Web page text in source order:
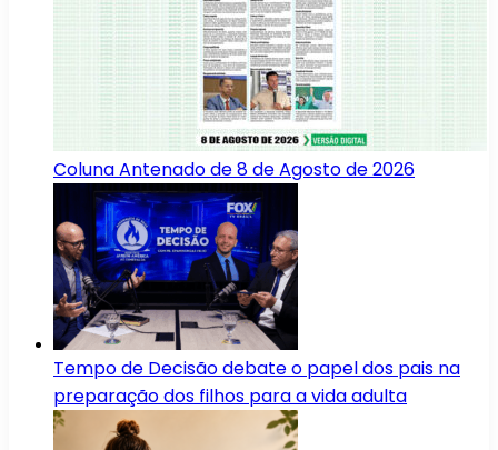
Coluna Antenado de 8 de Agosto de 2026
Tempo de Decisão debate o papel dos pais na
preparação dos filhos para a vida adulta